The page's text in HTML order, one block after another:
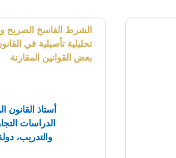
الشرط الفاسخ الصريح
تحليلية تأصيلية في
بعض القوانين المقارنة
أستاذ القانون
الدراسات
والتدريب،